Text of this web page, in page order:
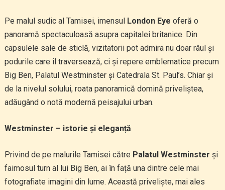
Pe malul sudic al Tamisei, imensul London Eye oferă o
panoramă spectaculoasă asupra capitalei britanice. Din
capsulele sale de sticlă, vizitatorii pot admira nu doar râul și
podurile care îl traversează, ci și repere emblematice precum
Big Ben, Palatul Westminster și Catedrala St. Paul’s. Chiar și
de la nivelul solului, roata panoramică domină priveliștea,
adăugând o notă modernă peisajului urban.
Westminster – istorie și eleganță
Privind de pe malurile Tamisei către Palatul Westminster și
faimosul turn al lui Big Ben, ai în față una dintre cele mai
fotografiate imagini din lume. Această priveliște, mai ales